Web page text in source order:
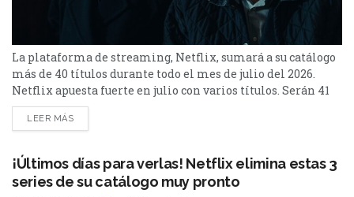
La plataforma de streaming, Netflix, sumará a su catálogo
más de 40 títulos durante todo el mes de julio del 2026.
Netflix apuesta fuerte en julio con varios títulos. Serán 41
en total, entre los que se destacan: La casa de la pradera,
Heartstopper Forever y Enola Holmes 3. La lista completa,
LEER MÁS
¡Últimos días para verlas! Netflix elimina estas 3
series de su catálogo muy pronto